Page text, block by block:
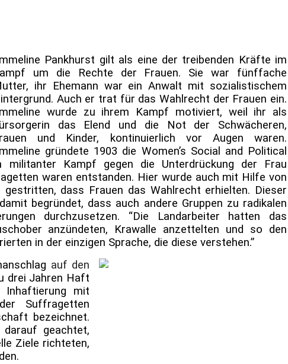
mmeline Pankhurst gilt als eine der treibenden Kräfte im
um die Rechte der Frauen. Sie war fünffache
ihr Ehemann war ein Anwalt mit sozialistischem
Auch er trat für das Wahlrecht der Frauen ein.
wurde zu ihrem Kampf motiviert, weil ihr als
das Elend und die Not der Schwächeren,
und Kinder, kontinuierlich vor Augen waren.
gründete 1903 die Women’s Social and Political
militanter Kampf gegen die Unterdrückung der Frau
waren entstanden. Hier wurde auch mit Hilfe von
dass Frauen das Wahlrecht erhielten. Dieser
begründet, dass auch andere Gruppen zu radikalen
durchzusetzen. “Die Landarbeiter hatten das
anzündeten, Krawalle anzettelten und so den
in der einzigen Sprache, die diese verstehen.”
auf den
drei Jahren Haft
mit
Suffragetten
bezeichnet.
geachtet,
Ziele richteten,